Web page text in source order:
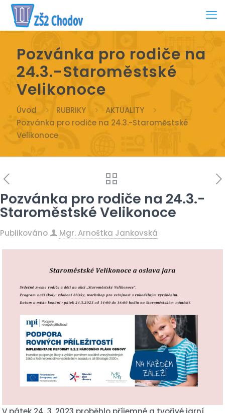
Pozvánka pro rodiče na
24.3.-Staroměstské
Velikonoce
Úvod RUBRIKY
AKTUALITY
Pozvánka pro rodiče na 24.3.-Staroměstské
Velikonoce
Pozvánka pro rodiče na 24.3.-
Staroměstské Velikonoce
Publikováno Mgr. Arnoštka Jankovská